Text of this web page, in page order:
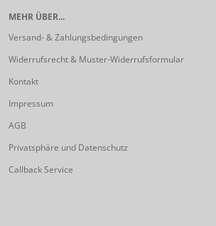
MEHR ÜBER...
Versand- & Zahlungsbedingungen
Widerrufsrecht & Muster-Widerrufsformular
Kontakt
Impressum
AGB
Privatsphäre und Datenschutz
Callback Service